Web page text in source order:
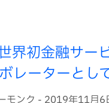
界初金融サー
レーターとし
モンク - 2019年11月6